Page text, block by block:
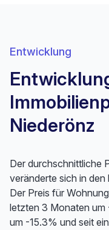
Entwicklung
Niederönz
Der durchschnittliche
veränderte sich in
Der Preis für
letzten 3 Monaten
um -15.3% und seit